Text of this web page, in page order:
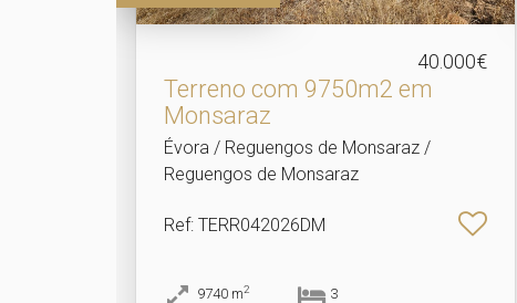
40.000€
Terreno com 9750m2 em
Monsaraz
Évora / Reguengos de Monsaraz /
Reguengos de Monsaraz
Ref: TERR042026DM
9740 m2 3